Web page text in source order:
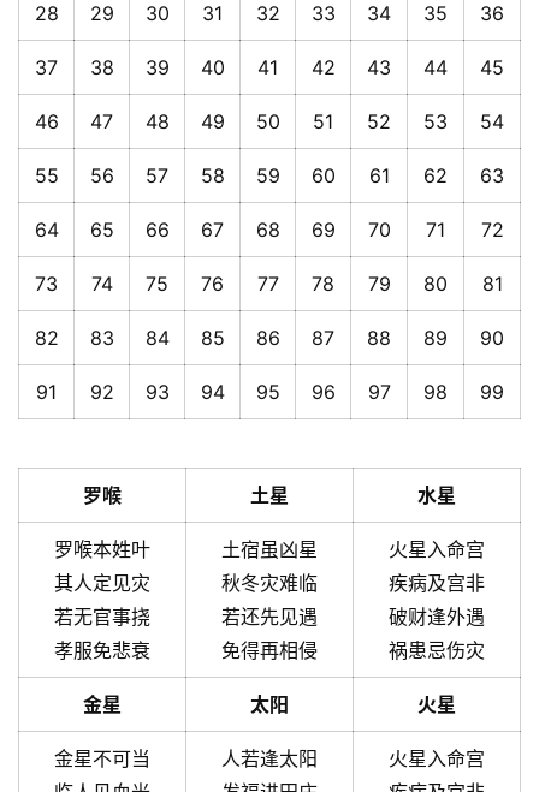
28 29 30 31 32 33 34 35 36
37 38 39 40 41 42 43 44 45
46 47 48 49 50 51 52 53 54
55 56 57 58 59 60 61 62 63
64 65 66 67 68 69 70 71 72
73 74 75 76 77 78 79 80 81
82 83 84 85 86 87 88 89 90
91 92 93 94 95 96 97 98 99
罗喉 土星 水星
罗喉本姓叶
其人定见灾
若无官事挠
孝服免悲衰
土宿虽凶星
秋冬灾难临
若还先见遇
免得再相侵
火星入命宫
疾病及宫非
破财逢外遇
祸患忌伤灾
金星 太阳 火星
金星不可当
人若逢太阳
火星入命宫